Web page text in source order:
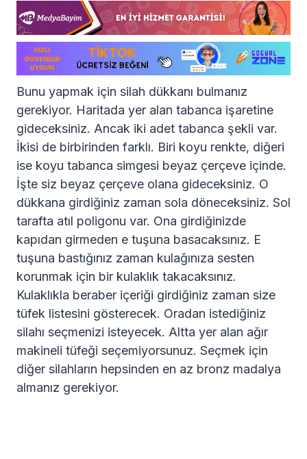
Bunu yapmak için silah dükkanı bulmanız
gerekiyor. Haritada yer alan tabanca işaretine
gideceksiniz. Ancak iki adet tabanca şekli var.
İkisi de birbirinden farklı. Biri koyu renkte, diğeri
ise koyu tabanca simgesi beyaz çerçeve içinde.
İşte siz beyaz çerçeve olana gideceksiniz. O
dükkana girdiğiniz zaman sola döneceksiniz. Sol
tarafta atıl poligonu var. Ona girdiğinizde
kapıdan girmeden e tuşuna basacaksınız. E
tuşuna bastığınız zaman kulağınıza sesten
korunmak için bir kulaklık takacaksınız.
Kulaklıkla beraber içeriği girdiğiniz zaman size
tüfek listesini gösterecek. Oradan istediğiniz
silahı seçmenizi isteyecek. Altta yer alan ağır
makineli tüfeği seçemiyorsunuz. Seçmek için
diğer silahların hepsinden en az bronz madalya
almanız gerekiyor.